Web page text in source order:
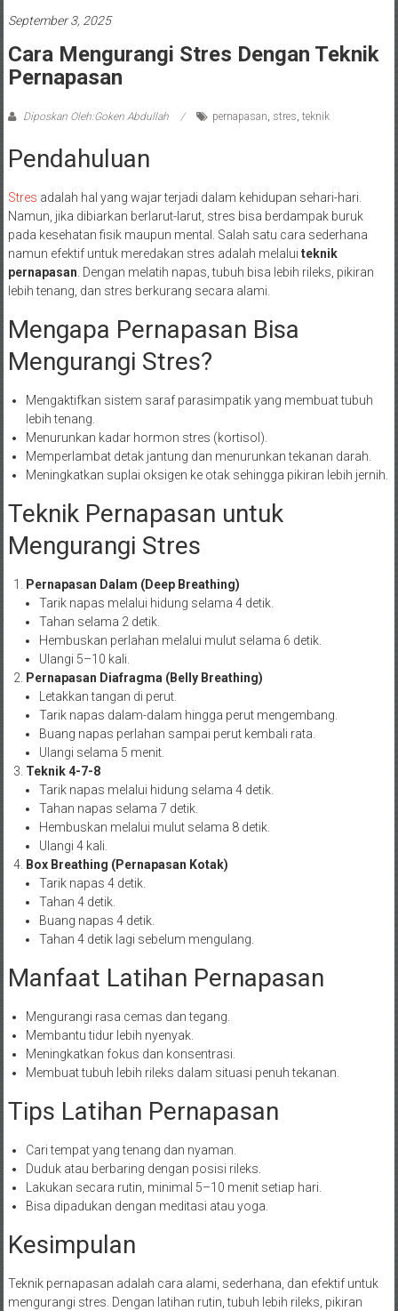
September 3, 2025
Cara Mengurangi Stres Dengan Teknik
Pernapasan
Diposkan Oleh:Goken Abdullah pernapasan, stres, teknik
Pendahuluan
Stres adalah hal yang wajar terjadi dalam kehidupan sehari-hari.
Namun, jika dibiarkan berlarut-larut, stres bisa berdampak buruk
pada kesehatan fisik maupun mental. Salah satu cara sederhana
namun efektif untuk meredakan stres adalah melalui teknik
pernapasan . Dengan melatih napas, tubuh bisa lebih rileks, pikiran
lebih tenang, dan stres berkurang secara alami.
Mengapa Pernapasan Bisa
Mengurangi Stres?
Mengaktifkan sistem saraf parasimpatik yang membuat tubuh
lebih tenang.
Menurunkan kadar hormon stres (kortisol).
Memperlambat detak jantung dan menurunkan tekanan darah.
Meningkatkan suplai oksigen ke otak sehingga pikiran lebih jernih.
Teknik Pernapasan untuk
Mengurangi Stres
Pernapasan Dalam (Deep Breathing)
Tarik napas melalui hidung selama 4 detik.
Tahan selama 2 detik.
Hembuskan perlahan melalui mulut selama 6 detik.
Ulangi 5–10 kali.
Pernapasan Diafragma (Belly Breathing)
Letakkan tangan di perut.
Tarik napas dalam-dalam hingga perut mengembang.
Buang napas perlahan sampai perut kembali rata.
Ulangi selama 5 menit.
Teknik 4-7-8
Tarik napas melalui hidung selama 4 detik.
Tahan napas selama 7 detik.
Hembuskan melalui mulut selama 8 detik.
Ulangi 4 kali.
Box Breathing (Pernapasan Kotak)
Tarik napas 4 detik.
Tahan 4 detik.
Buang napas 4 detik.
Tahan 4 detik lagi sebelum mengulang.
Manfaat Latihan Pernapasan
Mengurangi rasa cemas dan tegang.
Membantu tidur lebih nyenyak.
Meningkatkan fokus dan konsentrasi.
Membuat tubuh lebih rileks dalam situasi penuh tekanan.
Tips Latihan Pernapasan
Cari tempat yang tenang dan nyaman.
Duduk atau berbaring dengan posisi rileks.
Lakukan secara rutin, minimal 5–10 menit setiap hari.
Bisa dipadukan dengan meditasi atau yoga.
Kesimpulan
Teknik pernapasan adalah cara alami, sederhana, dan efektif untuk
mengurangi stres. Dengan latihan rutin, tubuh lebih rileks, pikiran